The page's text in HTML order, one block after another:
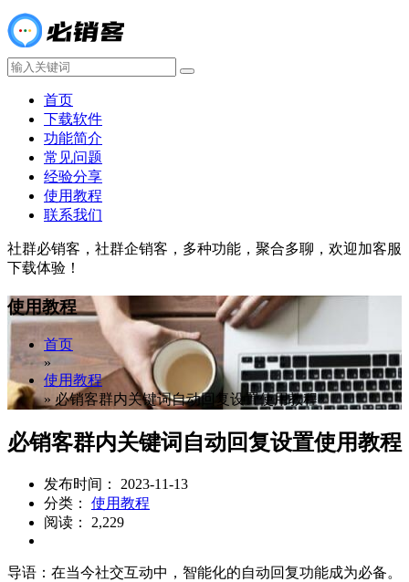
首页
下载软件
功能简介
常见问题
经验分享
使用教程
联系我们
社群必销客，社群企销客，多种功能，聚合多聊，欢迎加客服
下载体验！
使用教程
首页
»
使用教程
» 必销客群内关键词自动回复设置使用教程
必销客群内关键词自动回复设置使用教程
发布时间： 2023-11-13
分类： 使用教程
阅读： 2,229
导语：在当今社交互动中，智能化的自动回复功能成为必备。